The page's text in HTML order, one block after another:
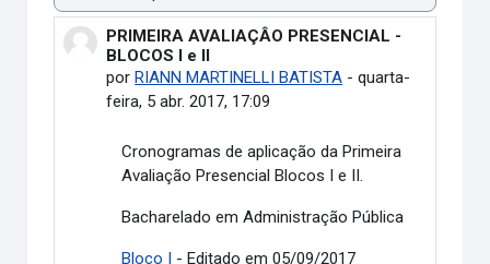
PRIMEIRA AVALIAÇÂO PRESENCIAL -
BLOCOS I e II
porRIANN MARTINELLI BATISTA -quarta-
feira, 5 abr. 2017, 17:09
Número de respostas: 0
Cronogramas de aplicação da Primeira
Avaliação Presencial Blocos I e II.
Bacharelado em Administração Pública
Bloco I - Editado em 05/09/2017